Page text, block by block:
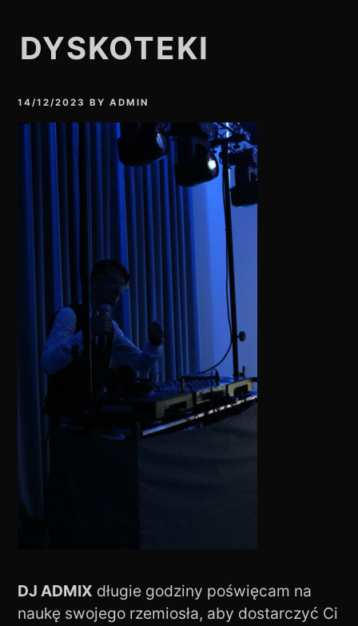
DYSKOTEKI
14/12/2023 BYADMIN
DJ ADMIX długie godziny poświęcam na
naukę swojego rzemiosła, aby dostarczyć Ci